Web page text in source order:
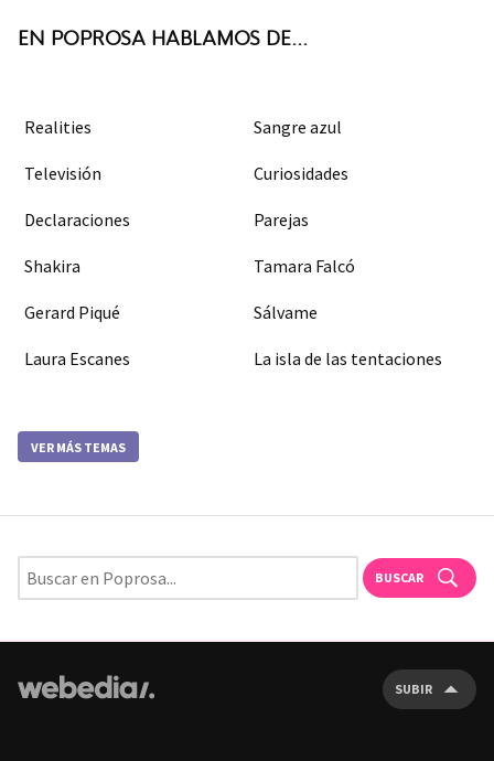
EN POPROSA HABLAMOS DE...
Realities Sangre azul
Televisión Curiosidades
Declaraciones Parejas
Shakira Tamara Falcó
Gerard Piqué Sálvame
Laura Escanes La isla de las tentaciones
VER MÁS TEMAS
BUSCAR
SUBIR